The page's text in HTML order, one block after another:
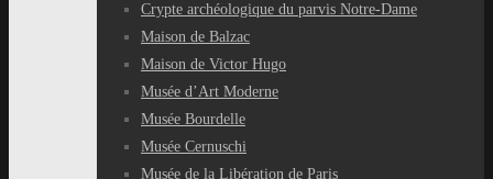
Crypte archéologique du parvis Notre-Dame
Maison de Balzac
Maison de Victor Hugo
Musée d’Art Moderne
Musée Bourdelle
Musée Cernuschi
Musée de la Libération de Paris